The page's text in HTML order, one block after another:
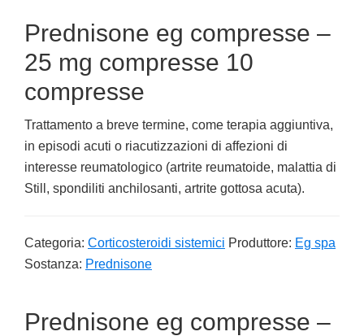
Prednisone eg compresse –
25 mg compresse 10
compresse
Trattamento a breve termine, come terapia aggiuntiva,
in episodi acuti o riacutizzazioni di affezioni di
interesse reumatologico (artrite reumatoide, malattia di
Still, spondiliti anchilosanti, artrite gottosa acuta).
Categoria: Corticosteroidi sistemici Produttore: Eg spa
Sostanza: Prednisone
Prednisone eg compresse –